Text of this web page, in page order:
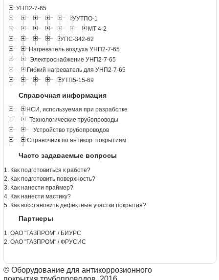
УНП2-7-65
УУТПО-1
МТ 4-2
УПС-342-62
Нагреватель воздуха УНП2-7-65
Электроснабжение УНП2-7-65
Гибкий нагреватель для УНП2-7-65
УТП5-15-69
Справочная информация
НСИ, используемая при разработке
Технологические трубопроводы
Устройство трубопроводов
Справочник по антикор. покрытиям
Часто задаваемые вопросы
1. Как подготовиться к работе?
2. Как подготовить поверхность?
3. Как нанести праймер?
4. Как нанести мастику?
5. Как восстановить дефектные участки покрытия?
Партнеры
1. ОАО "ГАЗПРОМ" / БИУРС
2. ОАО "ГАЗПРОМ" / ФРУСИС
© Оборудование для антикоррозионного